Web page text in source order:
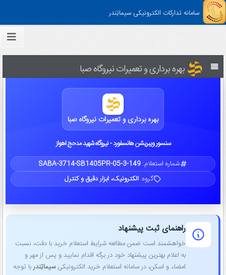
سامانه تدارکات الکترونیکی سیماتِندر
بهره برداری و تعمیرات نیروگاه صبا
بهره برداری و تعمیرات نیروگاه صبا
سنسور ویبریشن هانسفورد - نیروگاه شهید مدحج اهواز
شماره استعلام:SABA-3714-SB1405PR-05-3-149
گروه: الکترونیک، ابزار دقیق و کنترل
راهنمای ثبت پیشنهاد
خواهشمند است ضمن مطالعه شرایط استعلام خرید با دقت، نسبت
به اعلام بهترین پیشنهاد خود در برگه اقدام نمایید و پس از مهر و
امضاء و اسکن، در سامانه استعلام خرید الکترونیکیسیماتِندربا توجه